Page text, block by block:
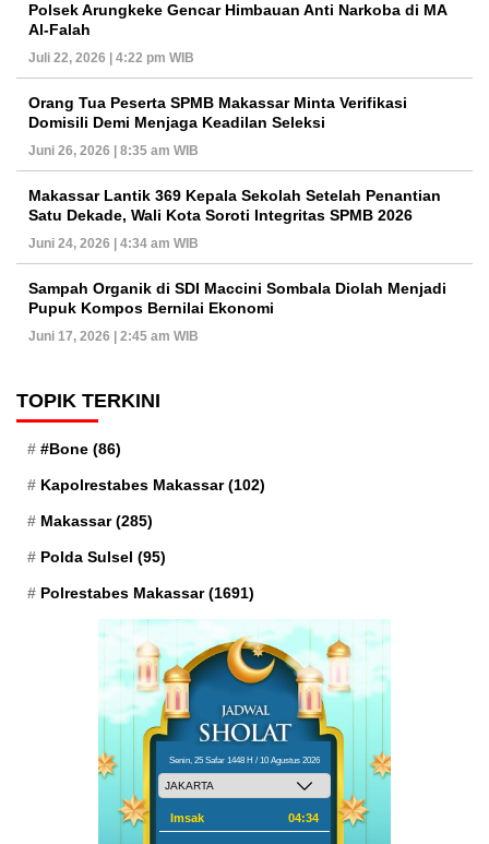
Polsek Arungkeke Gencar Himbauan Anti Narkoba di MA
Al-Falah
Juli 22, 2026 | 4:22 pm WIB
Orang Tua Peserta SPMB Makassar Minta Verifikasi
Domisili Demi Menjaga Keadilan Seleksi
Juni 26, 2026 | 8:35 am WIB
Makassar Lantik 369 Kepala Sekolah Setelah Penantian
Satu Dekade, Wali Kota Soroti Integritas SPMB 2026
Juni 24, 2026 | 4:34 am WIB
Sampah Organik di SDI Maccini Sombala Diolah Menjadi
Pupuk Kompos Bernilai Ekonomi
Juni 17, 2026 | 2:45 am WIB
TOPIK TERKINI
#Bone (86)
Kapolrestabes Makassar(102)
Makassar(285)
Polda Sulsel (95)
Polrestabes Makassar(1691)
Senin, 25 Safar 1448 H / 10 Agustus 2026
Imsak 04:34